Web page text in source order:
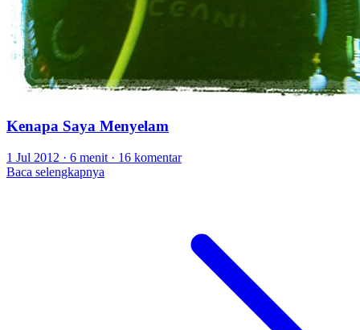
Kenapa Saya Menyelam
1 Jul 2012 · 6 menit · 16 komentar
Baca selengkapnya